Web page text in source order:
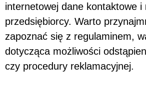
internetowej dane kontaktowe i
przedsiębiorcy. Warto
zapoznać się z regulaminem,
dotycząca możliwości
czy procedury reklamacyjnej.